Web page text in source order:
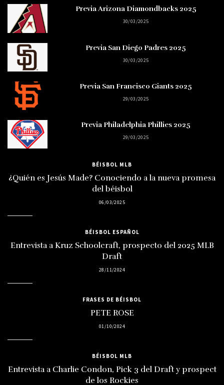
Previa Arizona Diamondbacks 2025
30/03/2025
Previa San Diego Padres 2025
30/03/2025
Previa San Francisco Giants 2025
29/03/2025
Previa Philadelphia Phillies 2025
29/03/2025
BÉISBOL MLB
¿Quién es Jesús Made? Conociendo a la nueva promesa
del béisbol
06/03/2025
BÉISBOL ESPAÑOL
Entrevista a Kruz Schoolcraft, prospecto del 2025 MLB
Draft
28/11/2024
FRASES DE BÉISBOL
PETE ROSE
01/10/2024
BÉISBOL MLB
Entrevista a Charlie Condon, Pick 3 del Draft y prospect
de los Rockies